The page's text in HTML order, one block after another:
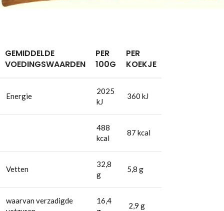
GEMIDDELDE
VOEDINGSWAARDEN
PER
100G
PER
KOEKJE
Energie
2025
kJ
360 kJ
488
kcal
87 kcal
Vetten
32,8
g
5,8 g
waarvan verzadigde
16,4
2,9 g